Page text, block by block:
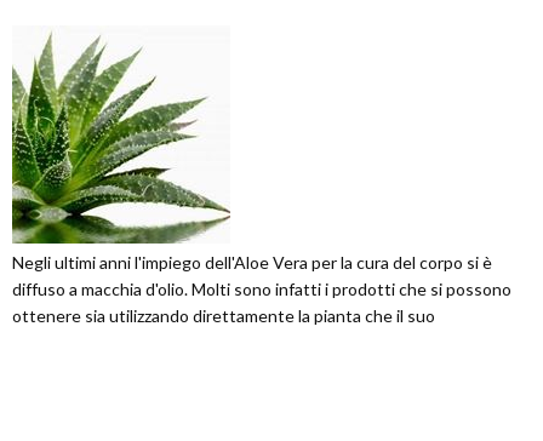
Negli ultimi anni l'impiego dell'Aloe Vera per la cura del corpo si è
diffuso a macchia d'olio. Molti sono infatti i prodotti che si possono
ottenere sia utilizzando direttamente la pianta che il suo